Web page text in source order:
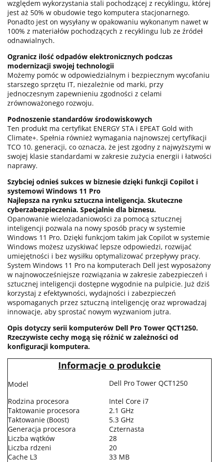
względem wykorzystania stali pochodzącej z recyklingu, której
jest aż 50% w obudowie tego komputera stacjonarnego.
Ponadto jest on wysyłany w opakowaniu wykonanym nawet w
100% z materiałów pochodzących z recyklingu lub ze źródeł
odnawialnych.
Ogranicz ilość odpadów elektronicznych podczas
modernizacji swojej technologii
Możemy pomóc w odpowiedzialnym i bezpiecznym wycofaniu
starszego sprzętu IT, niezależnie od marki, przy
jednoczesnym zapewnieniu zgodności z celami
zrównoważonego rozwoju.
Podnoszenie standardów środowiskowych
Ten produkt ma certyfikat ENERGY STA i EPEAT Gold with
Climate+. Spełnia również wymagania najnowszej certyfikacji
TCO 10. generacji, co oznacza, że jest zgodny z najwyższymi w
swojej klasie standardami w zakresie zużycia energii i łatwości
naprawy.
Szybciej odnieś sukces w biznesie dzięki funkcji Copilot i
systemowi Windows 11 Pro
Najlepsza na rynku sztuczna inteligencja. Skuteczne
cyberzabezpieczenia. Specjalnie dla biznesu.
Opanowanie wielozadaniowości za pomocą sztucznej
inteligencji pozwala na nowy sposób pracy w systemie
Windows 11 Pro. Dzięki funkcjom takim jak Copilot w systemie
Windows możesz uzyskiwać lepsze odpowiedzi, rozwijać
umiejętności i bez wysiłku optymalizować przepływy pracy.
System Windows 11 Pro na komputerach Dell jest wyposażony
w najnowocześniejsze rozwiązania w zakresie zabezpieczeń i
sztucznej inteligencji dostępne wygodnie na pulpicie. Już dziś
korzystaj z efektywności, wydajności i zabezpieczeń
wspomaganych przez sztuczną inteligencję oraz wprowadzaj
innowacje, aby sprostać nowym wyzwaniom jutra.
Opis dotyczy serii komputerów Dell Pro Tower QCT1250.
Rzeczywiste cechy mogą się różnić w zależności od
konfiguracji komputera.
Informacje o produkcie
Model
Dell Pro Tower QCT1250
Rodzina procesora
Intel Core i7
Taktowanie procesora
2.1 GHz
Taktowanie (Boost)
5.3 GHz
Generacja procesora
Czternasta
Liczba wątków
28
Liczba rdzeni
20
Cache L3
33 MB